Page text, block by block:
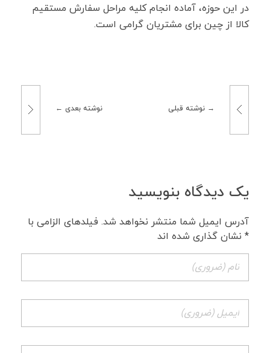
در این حوزه، آماده انجام کلیه مراحل سفارش مستقیم
کالا از چین برای مشتریان گرامی است.
نوشته قبلی نوشته بعدی
یک دیدگاه بنویسید
آدرس ایمیل شما منتشر نخواهد شد. فیلدهای الزامی با
* نشان گذاری شده اند